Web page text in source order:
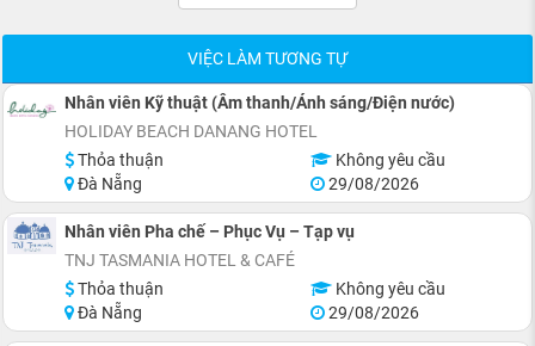
VIỆC LÀM TƯƠNG TỰ
Nhân viên Kỹ thuật (Âm thanh/Ánh sáng/Điện nước)
HOLIDAY BEACH DANANG HOTEL
Thỏa thuận
Không yêu cầu
Đà Nẵng
29/08/2026
Nhân viên Pha chế – Phục Vụ – Tạp vụ
TNJ TASMANIA HOTEL & CAFÉ
Thỏa thuận
Không yêu cầu
Đà Nẵng
29/08/2026